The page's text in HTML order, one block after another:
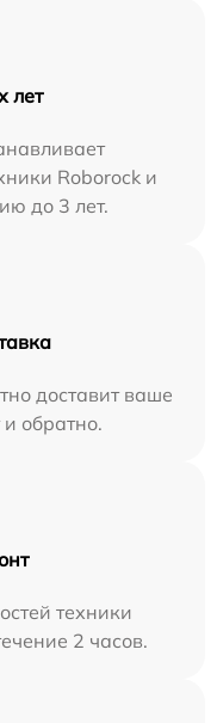
лет
Roborock и
до 3 лет.
доставит ваше
обратно.
техники
2 часов.